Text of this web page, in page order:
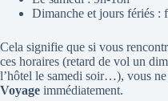
Dimanche et jours fériés :
Cela signifie que si vous
ces horaires (retard de vol un
l’hôtel le samedi soir…), vous
Voyage immédiatement.